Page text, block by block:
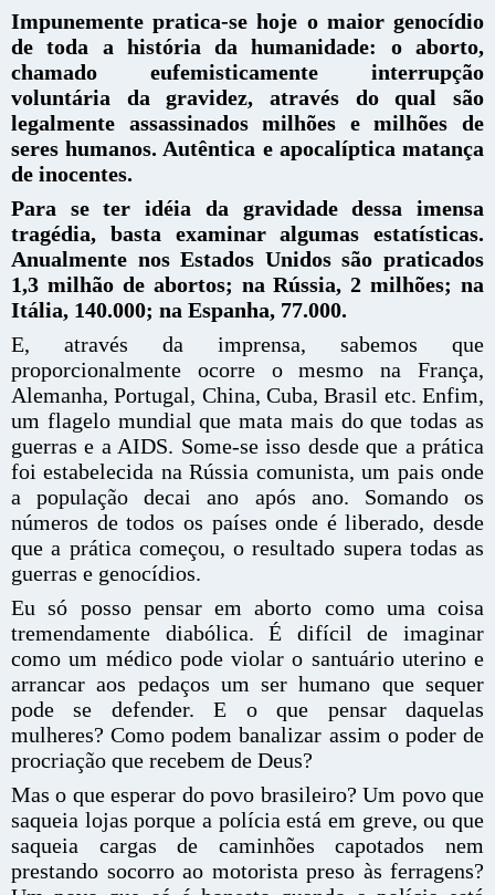
Impunemente pratica-se hoje o maior genocídio
de toda a história da humanidade: o aborto,
chamado eufemisticamente interrupção
voluntária da gravidez, através do qual são
legalmente assassinados milhões e milhões de
seres humanos. Autêntica e apocalíptica matança
de inocentes.
Para se ter idéia da gravidade dessa imensa
tragédia, basta examinar algumas estatísticas.
Anualmente nos Estados Unidos são praticados
1,3 milhão de abortos; na Rússia, 2 milhões; na
Itália, 140.000; na Espanha, 77.000.
E, através da imprensa, sabemos que
proporcionalmente ocorre o mesmo na França,
Alemanha, Portugal, China, Cuba, Brasil etc. Enfim,
um flagelo mundial que mata mais do que todas as
guerras e a AIDS. Some-se isso desde que a prática
foi estabelecida na Rússia comunista, um pais onde
a população decai ano após ano. Somando os
números de todos os países onde é liberado, desde
que a prática começou, o resultado supera todas as
guerras e genocídios.
Eu só posso pensar em aborto como uma coisa
tremendamente diabólica. É difícil de imaginar
como um médico pode violar o santuário uterino e
arrancar aos pedaços um ser humano que sequer
pode se defender. E o que pensar daquelas
mulheres? Como podem banalizar assim o poder de
procriação que recebem de Deus?
Mas o que esperar do povo brasileiro? Um povo que
saqueia lojas porque a polícia está em greve, ou que
saqueia cargas de caminhões capotados nem
prestando socorro ao motorista preso às ferragens?